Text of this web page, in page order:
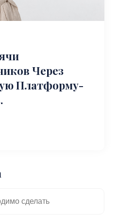
Через
Платформу-
сделать